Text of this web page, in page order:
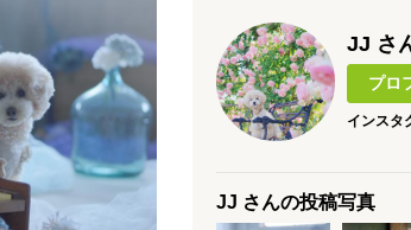
JJ さ
プロ
インスタ
JJ さんの投稿写真